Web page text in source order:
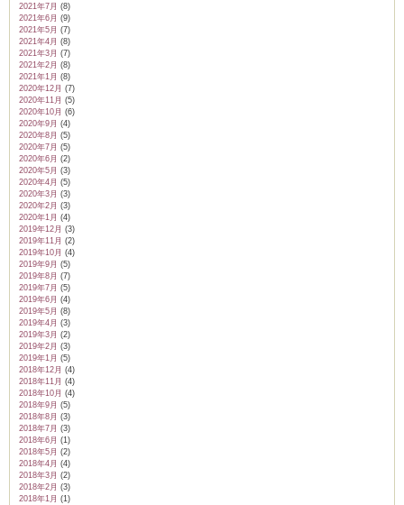
2021年7月 (8)
2021年6月 (9)
2021年5月 (7)
2021年4月 (8)
2021年3月 (7)
2021年2月 (8)
2021年1月 (8)
2020年12月 (7)
2020年11月 (5)
2020年10月 (6)
2020年9月 (4)
2020年8月 (5)
2020年7月 (5)
2020年6月 (2)
2020年5月 (3)
2020年4月 (5)
2020年3月 (3)
2020年2月 (3)
2020年1月 (4)
2019年12月 (3)
2019年11月 (2)
2019年10月 (4)
2019年9月 (5)
2019年8月 (7)
2019年7月 (5)
2019年6月 (4)
2019年5月 (8)
2019年4月 (3)
2019年3月 (2)
2019年2月 (3)
2019年1月 (5)
2018年12月 (4)
2018年11月 (4)
2018年10月 (4)
2018年9月 (5)
2018年8月 (3)
2018年7月 (3)
2018年6月 (1)
2018年5月 (2)
2018年4月 (4)
2018年3月 (2)
2018年2月 (3)
2018年1月 (1)